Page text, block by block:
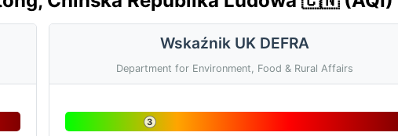
Wskaźnik UK DEFRA
Department for Environment, Food & Rural Affairs
3